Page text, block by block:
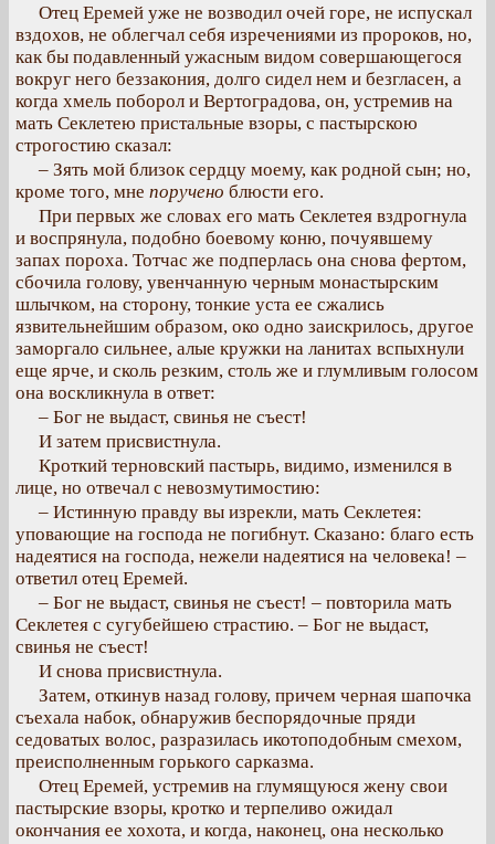
Отец Еремей уже не возводил очей горе, не испускал
вздохов, не облегчал себя изречениями из пророков, но,
как бы подавленный ужасным видом совершающегося
вокруг него беззакония, долго сидел нем и безгласен, а
когда хмель поборол и Вертоградова, он, устремив на
мать Секлетею пристальные взоры, с пастырскою
строгостию сказал:
– Зять мой близок сердцу моему, как родной сын; но,
кроме того, мне поручено блюсти его.
При первых же словах его мать Секлетея вздрогнула
и воспрянула, подобно боевому коню, почуявшему
запах пороха. Тотчас же подперлась она снова фертом,
сбочила голову, увенчанную черным монастырским
шлычком, на сторону, тонкие уста ее сжались
язвительнейшим образом, око одно заискрилось, другое
заморгало сильнее, алые кружки на ланитах вспыхнули
еще ярче, и сколь резким, столь же и глумливым голосом
она воскликнула в ответ:
– Бог не выдаст, свинья не съест!
И затем присвистнула.
Кроткий терновский пастырь, видимо, изменился в
лице, но отвечал с невозмутимостию:
– Истинную правду вы изрекли, мать Секлетея:
уповающие на господа не погибнут. Сказано: благо есть
надеятися на господа, нежели надеятися на человека! –
ответил отец Еремей.
– Бог не выдаст, свинья не съест! – повторила мать
Секлетея с сугубейшею страстию. – Бог не выдаст,
свинья не съест!
И снова присвистнула.
Затем, откинув назад голову, причем черная шапочка
съехала набок, обнаружив беспорядочные пряди
седоватых волос, разразилась икотоподобным смехом,
преисполненным горького сарказма.
Отец Еремей, устремив на глумящуюся жену свои
пастырские взоры, кротко и терпеливо ожидал
окончания ее хохота, и когда, наконец, она несколько